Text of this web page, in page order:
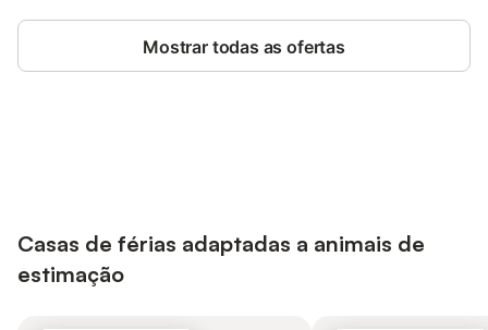
Mostrar todas as ofertas
Casas de férias adaptadas a animais de
estimação